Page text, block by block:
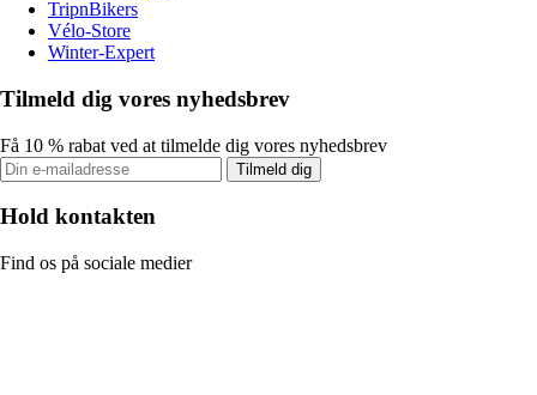
TripnBikers
Vélo-Store
Winter-Expert
Tilmeld dig vores nyhedsbrev
Få 10 % rabat ved at tilmelde dig vores nyhedsbrev
Tilmeld dig
Hold kontakten
Find os på sociale medier